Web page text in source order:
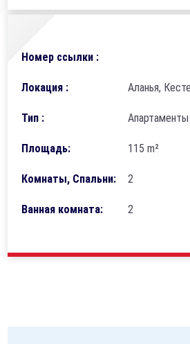
Номер ссылки :
Локация : Аланья,
Тип : Апартаменты
Площадь: 115 m²
Комнаты, Спальни: 2
Ванная комната: 2